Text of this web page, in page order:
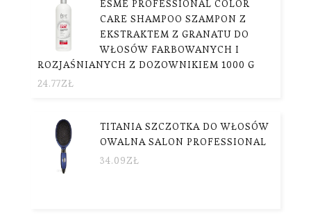
ESME PROFESSIONAL COLOR
CARE SHAMPOO SZAMPON Z
EKSTRAKTEM Z GRANATU DO
WŁOSÓW FARBOWANYCH I
ROZJAŚNIANYCH Z DOZOWNIKIEM 1000 G
24.77ZŁ
TITANIA SZCZOTKA DO WŁOSÓW
OWALNA SALON PROFESSIONAL
34.09ZŁ